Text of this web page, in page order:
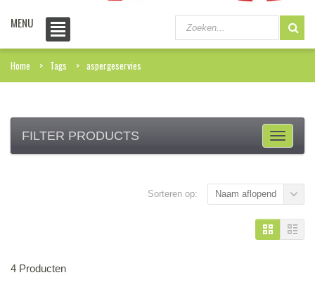
MENU
Home Tags aspergeservies
FILTER PRODUCTS
Sorteren op: Naam aflopend
4 Producten